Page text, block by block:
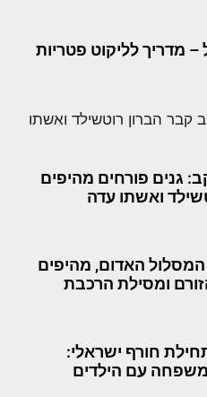
מדריך לליקוט פטריות
גנים פורחים מהיפים
ואשתו עדה
האדום, מהיפים
ומסילת הרכבת
חורף ישראלי:
עם הילדים